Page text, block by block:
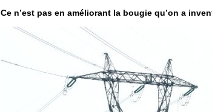
Ce n’est pas en améliorant la bougie qu’on a